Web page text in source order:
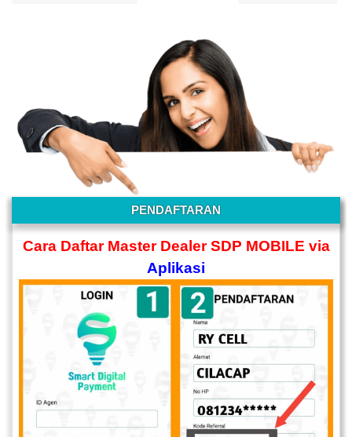
PENDAFTARAN
Cara Daftar Master Dealer SDP MOBILE via
Aplikasi